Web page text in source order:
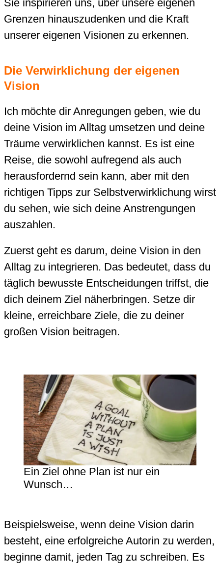
Sie inspirieren uns, über unsere eigenen
Grenzen hinauszudenken und die Kraft
unserer eigenen Visionen zu erkennen.
Die Verwirklichung der eigenen
Vision
Ich möchte dir Anregungen geben, wie du
deine Vision im Alltag umsetzen und deine
Träume verwirklichen kannst. Es ist eine
Reise, die sowohl aufregend als auch
herausfordernd sein kann, aber mit den
richtigen Tipps zur Selbstverwirklichung wirst
du sehen, wie sich deine Anstrengungen
auszahlen.
Zuerst geht es darum, deine Vision in den
Alltag zu integrieren. Das bedeutet, dass du
täglich bewusste Entscheidungen triffst, die
dich deinem Ziel näherbringen. Setze dir
kleine, erreichbare Ziele, die zu deiner
großen Vision beitragen.
Ein Ziel ohne Plan ist nur ein
Wunsch…
Beispielsweise, wenn deine Vision darin
besteht, eine erfolgreiche Autorin zu werden,
beginne damit, jeden Tag zu schreiben. Es